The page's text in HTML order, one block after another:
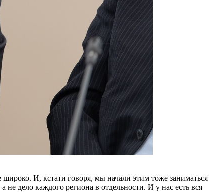
И, кстати говоря, мы начали этим тоже заниматься
дело каждого региона в отдельности. И у нас есть вся